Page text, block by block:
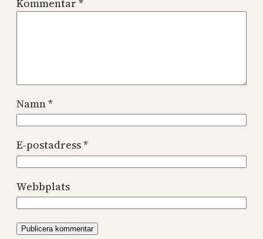
Kommentar *
Namn*
E-postadress*
Webbplats